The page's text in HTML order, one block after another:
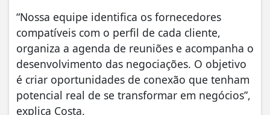
“Nossa equipe identifica os fornecedores
compatíveis com o perfil de cada cliente,
organiza a agenda de reuniões e acompanha o
desenvolvimento das negociações. O objetivo
é criar oportunidades de conexão que tenham
potencial real de se transformar em negócios”,
explica Costa.